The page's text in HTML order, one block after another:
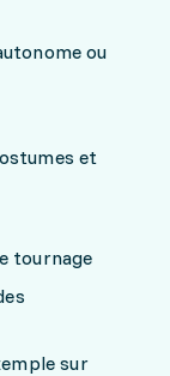
ou
et
tournage
sur